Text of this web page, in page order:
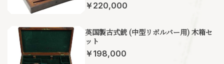
￥220,000
英国製古式銃 (中型リボルバー用) 木箱セ
ット
￥198,000